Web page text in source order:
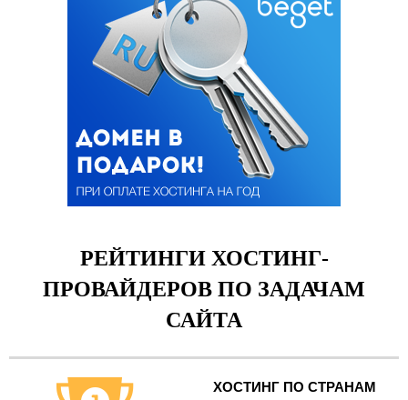
РЕЙТИНГИ ХОСТИНГ-
ПРОВАЙДЕРОВ ПО ЗАДАЧАМ
САЙТА
ХОСТИНГ ПО СТРАНАМ